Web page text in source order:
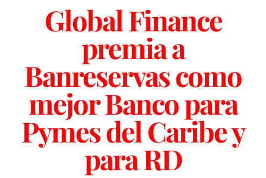
Global Finance
premia a
Banreservas como
mejor Banco para
Pymes del Caribe y
para RD